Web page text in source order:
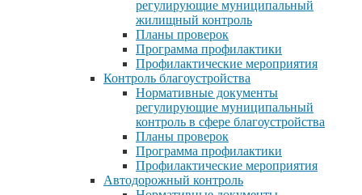
регулирующие муниципальный
жилищный контроль
Планы проверок
Программа профилактики
Профилактические мероприятия
Контроль благоустройства
Нормативные документы
регулирующие муниципальный
контроль в сфере благоустройства
Планы проверок
Программа профилактики
Профилактические мероприятия
Автодорожный контроль